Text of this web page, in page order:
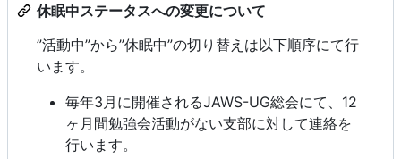
休眠中ステータスへの変更について
”活動中”から”休眠中”の切り替えは以下順序にて行
います。
毎年3月に開催されるJAWS-UG総会にて、12
ヶ月間勉強会活動がない支部に対して連絡を
行います。